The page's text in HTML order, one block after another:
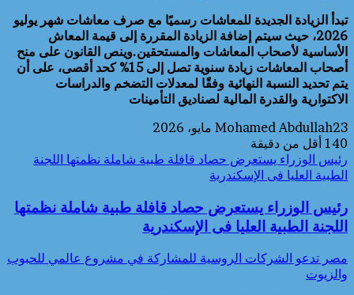
تبدأ الزيادة الجديدة للمعاشات رسميًا مع صرف معاشات شهر يوليو
2026، حيث سيتم إضافة الزيادة المقررة إلى قيمة المعاش
الأساسية لأصحاب المعاشات والمستحقين.وينص القانون على منح
أصحاب المعاشات زيادة سنوية تصل إلى 15% كحد أقصى، على أن
يتم تحديد النسبة النهائية وفقًا لمعدلات التضخم والدراسات
الاكتوارية والقدرة المالية لصناديق التأمينات
Mohamed Abdullah23 مايو، 2026
140 أقل من دقيقة
رئيس الوزراء يستعرض حصاد قافلة طبية شاملة نظمتها اللجنة
الطبية العليا فى الإسكندرية
رئيس الوزراء يستعرض حصاد قافلة طبية شاملة نظمتها
اللجنة الطبية العليا فى الإسكندرية
مصر تدعو الشركات الروسية للمشاركة في مشروع عالمي للحبوب
والزيوت